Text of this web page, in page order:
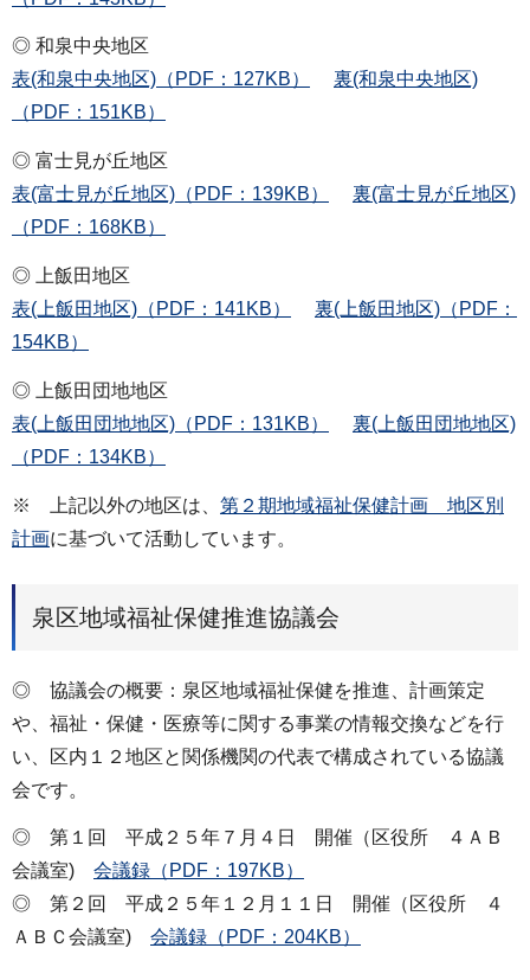
◎ 和泉中央地区
表(和泉中央地区)（PDF：127KB）
裏(和泉中央地区)
（PDF：151KB）
◎ 富士見が丘地区
表(富士見が丘地区)（PDF：139KB）
裏(富士見が丘地区)
（PDF：168KB）
◎ 上飯田地区
表(上飯田地区)（PDF：141KB）
裏(上飯田地区)（PDF：
154KB）
◎ 上飯田団地地区
表(上飯田団地地区)（PDF：131KB）
裏(上飯田団地地区)
（PDF：134KB）
※ 上記以外の地区は、 第２期地域福祉保健計画 地区別
計画に基づいて活動しています。
泉区地域福祉保健推進協議会
◎ 協議会の概要：泉区地域福祉保健を推進、計画策定
や、福祉・保健・医療等に関する事業の情報交換などを行
い、区内１２地区と関係機関の代表で構成されている協議
会です。
◎ 第１回 平成２５年７月４日 開催（区役所 ４ＡＢ
会議室) 会議録（PDF：197KB）
◎ 第２回 平成２５年１２月１１日 開催（区役所 ４
ＡＢＣ会議室) 会議録（PDF：204KB）